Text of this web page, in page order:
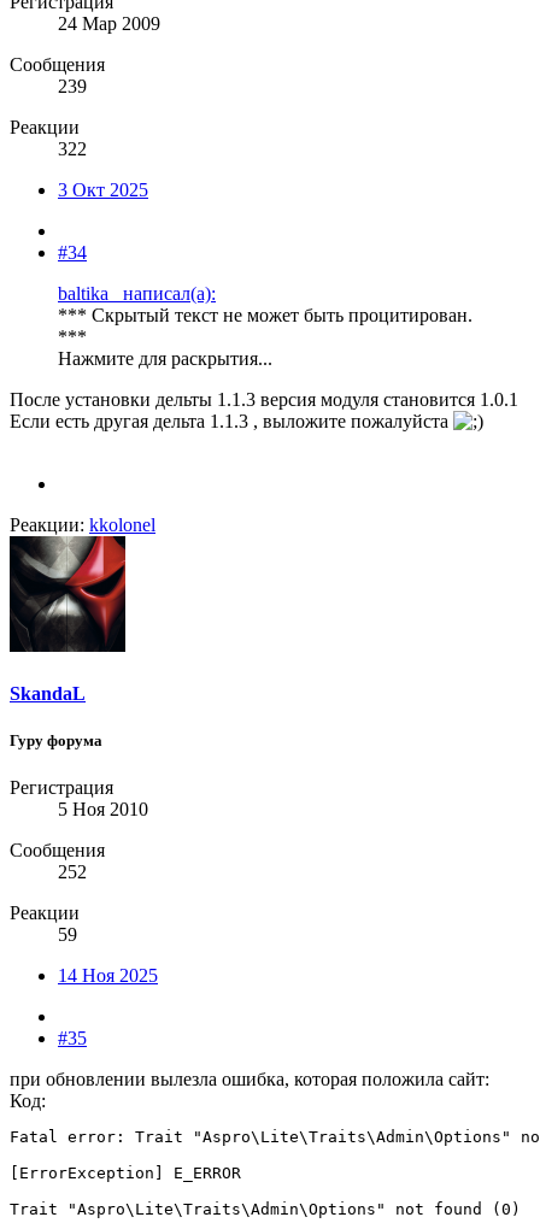
24 Мар 2009
Сообщения
239
Реакции
322
3 Окт 2025
#34
baltika_ написал(а):
*** Скрытый текст не может быть процитирован.
***
Нажмите для раскрытия...
После установки дельты 1.1.3 версия модуля становится 1.0.1
Если есть другая дельта 1.1.3 , выложите пожалуйста
Реакции: kkolonel
SkandaL
Гуру форума
Регистрация
5 Ноя 2010
Сообщения
252
Реакции
59
14 Ноя 2025
#35
при обновлении вылезла ошибка, которая положила сайт:
Код:
Fatal error: Trait "Aspro\Lite\Traits\Admin\Options"
[ErrorException] E_ERROR
Trait "Aspro\Lite\Traits\Admin\Options" not found (0)